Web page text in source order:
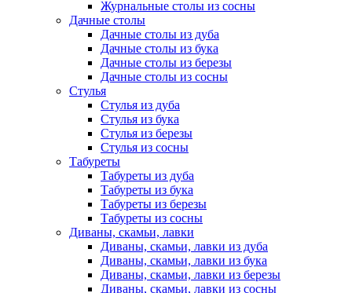
Журнальные столы из сосны
Дачные столы
Дачные столы из дуба
Дачные столы из бука
Дачные столы из березы
Дачные столы из сосны
Стулья
Стулья из дуба
Стулья из бука
Стулья из березы
Стулья из сосны
Табуреты
Табуреты из дуба
Табуреты из бука
Табуреты из березы
Табуреты из сосны
Диваны, скамьи, лавки
Диваны, скамьи, лавки из дуба
Диваны, скамьи, лавки из бука
Диваны, скамьи, лавки из березы
Диваны, скамьи, лавки из сосны